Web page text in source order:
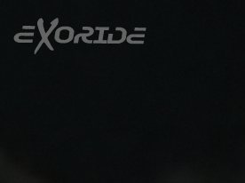
Zum Hauptinhalt springen